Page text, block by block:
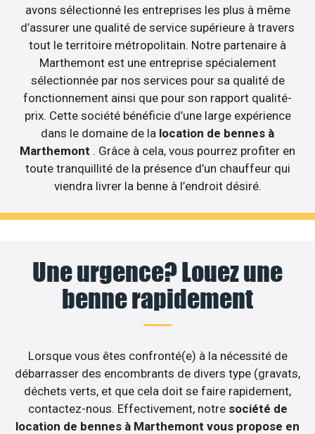
avons sélectionné les entreprises les plus à même
d’assurer une qualité de service supérieure à travers
tout le territoire métropolitain. Notre partenaire à
Marthemont est une entreprise spécialement
sélectionnée par nos services pour sa qualité de
fonctionnement ainsi que pour son rapport qualité-
prix. Cette société bénéficie d’une large expérience
dans le domaine de la location de bennes à
Marthemont . Grâce à cela, vous pourrez profiter en
toute tranquillité de la présence d’un chauffeur qui
viendra livrer la benne à l’endroit désiré.
Une urgence? Louez une
benne rapidement
Lorsque vous êtes confronté(e) à la nécessité de
débarrasser des encombrants de divers type (gravats,
déchets verts, et que cela doit se faire rapidement,
contactez-nous. Effectivement, notre société de
location de bennes à Marthemont vous propose en